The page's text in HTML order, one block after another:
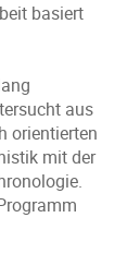
basiert
aus
orientierten
mit der